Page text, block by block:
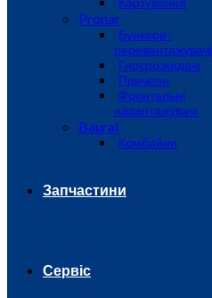
Pronar
Бункери-
перевантажувачі
Гноєрозкидачі
Причепи
Фронтальні
навантажувачі
Baural
Комбайни
Запчастини
Сервіс